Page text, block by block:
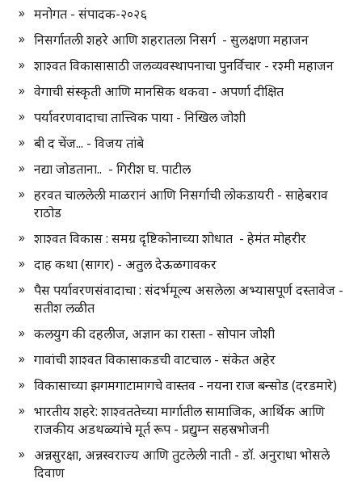
मनोगत - संपादक-२०२६
निसर्गातली शहरे आणि शहरातला निसर्ग - सुलक्षणा महाजन
शाश्वत विकासासाठी जलव्यवस्थापनाचा पुनर्विचार - रश्मी महाजन
वेगाची संस्कृती आणि मानसिक थकवा - अपर्णा दीक्षित
पर्यावरणवादाचा तात्त्विक पाया - निखिल जोशी
बी द चेंज... - विजय तांबे
नद्या जोडताना.. - गिरीश घ. पाटील
हरवत चाललेली माळरानं आणि निसर्गाची लोकडायरी - साहेबराव
राठोड
शाश्वत विकास : समग्र दृष्टिकोनाच्या शोधात - हेमंत मोहरीर
दाह कथा (सागर) - अतुल देऊळगावकर
पैस पर्यावरणसंवादाचा : संदर्भमूल्य असलेला अभ्यासपूर्ण दस्तावेज -
सतीश लळीत
कलयुग की दहलीज, अज्ञान का रास्ता - सोपान जोशी
गावांची शाश्वत विकासाकडची वाटचाल - संकेत अहेर
विकासाच्या झगमगाटामागचे वास्तव - नयना राज बन्सोड (दरडमारे)
भारतीय शहरे: शाश्वततेच्या मार्गातील सामाजिक, आर्थिक आणि
राजकीय अडथळ्यांचे मूर्त रूप - प्रद्युम्न सहस्रभोजनी
अन्नसुरक्षा, अन्नस्वराज्य आणि तुटलेली नाती - डॉ. अनुराधा भोसले
दिवाण